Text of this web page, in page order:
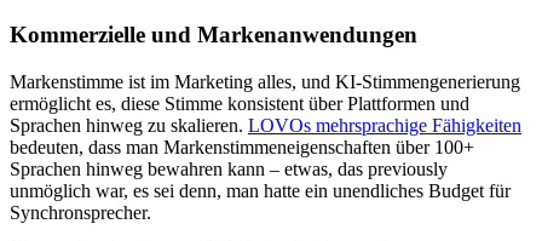
Kommerzielle und Markenanwendungen
Markenstimme ist im Marketing alles, und KI-Stimmengenerierung
ermöglicht es, diese Stimme konsistent über Plattformen und
Sprachen hinweg zu skalieren. LOVOs mehrsprachige Fähigkeiten
bedeuten, dass man Markenstimmeneigenschaften über 100+
Sprachen hinweg bewahren kann – etwas, das previously
unmöglich war, es sei denn, man hatte ein unendliches Budget für
Synchronsprecher.